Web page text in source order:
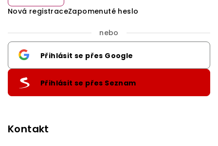
Nová registraceZapomenuté heslo
nebo
Přihlásit se přes Google
Přihlásit se přes Seznam
Kontakt